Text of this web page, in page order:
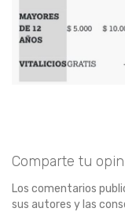
Comparte tu
Los comentarios
sus autores y las